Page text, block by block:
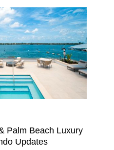
Palm Beach Luxury
Updates